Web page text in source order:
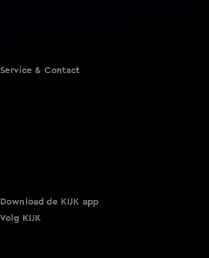
Service & Contact
Download de KIJK app
Volg KIJK